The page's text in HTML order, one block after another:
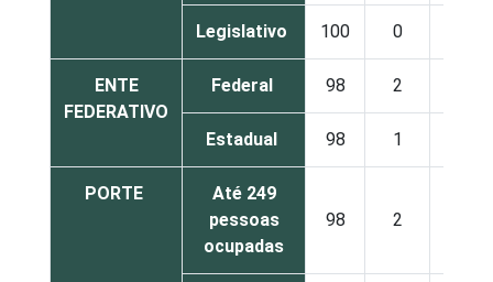
Legislativo 100 0
ENTE
FEDERATIVO
Federal 98 2
Estadual 98 1
PORTE
Até 249
pessoas
ocupadas
98 2